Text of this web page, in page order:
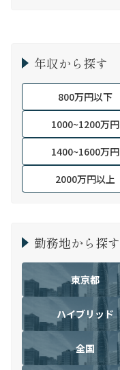
年収から探す
800万円以下
1000~1200万円
1400~1600万円
2000万円以上
勤務地から探す
東京都
ハイブリッド
全国